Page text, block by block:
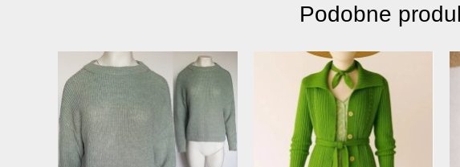
Podobne